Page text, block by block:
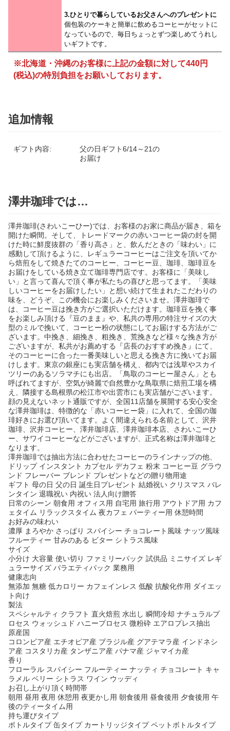
3.ひとりで暮らしているお父さんへのプレゼントに
個包装のケーキと簡単に飲めるコーヒーがセットに
なっているので、毎日ちょっとずつ楽しめてうれし
いギフトです。
※北海道・沖縄のお客様に上記の金額に対して440円
(税込)の特別負担をお願いしております。
追加情報
ギフト内容:
父の日ギフト6/14～21の
お届け
澤井珈琲では…
澤井珈琲(さわいこーひー)では、お客様のお家に商品が届き、箱を
開けた瞬間。そして、トレードマークの赤いコーヒー袋の封を開
けた時に鮮度抜群の「香り高さ」と、飲んだときの「味わい」に
感動して頂けるように、レギュラーコーヒーはご注文を頂いてか
ら焙煎をして焼きたてのコーヒー、コーヒー豆、珈琲、珈琲豆を
お届けをしている焼き立て珈琲専門店です。お客様に「美味し
い」と言って喜んで頂く事が私たちの喜びと思ってます。「美味
しいコーヒーをお届けしたい」と想い続けて生まれたこだわりの
味を、どうぞ、この機会にお楽しみくださいませ。澤井珈琲で
は、コーヒー豆は挽き方がご選択いただけます。珈琲豆を挽く事
をお楽しみ頂ける『豆のまま』や、私共の専用の特注サイズの大
型のミルで挽いて、コーヒー粉の状態にしてお届けする方法がご
ざいます。中挽き、細挽き、粗挽き、荒挽きなど様々な挽き方が
ございますが、私共がお薦めする『店長のおすすめ挽き』にて、
そのコーヒーに合った一番美味しいと思える挽き方に挽いてお届
けします。東京の銀座にも実店舗を構え、都内では浅草やスカイ
ツリーのあるソラマチにも出店。「鳥取のコーヒー屋さん」とも
呼ばれてますが、空気が綺麗で自然豊かな鳥取県に焙煎工場を構
え、隣接する島根県の松江市や出雲市にも実店舗がございます。
顔の見えないネット通販ですが、全国11店舗を展開する安心安全
な澤井珈琲は、特徴的な「赤いコーヒー袋」に入れて、全国の珈
琲好きにお選び頂いてます。よく間違えられる名前として、沢井
珈琲、沢井コーヒー、澤井珈琲店、澤井珈琲本店、さわいこーひ
ー、サワイコーヒーなどがございますが、正式名称は澤井珈琲と
なります。
澤井珈琲では抽出方法に合わせたコーヒーのラインナップの他、
ドリップ インスタント カプセル デカフェ 粉末 コーヒー豆 グラウ
ンド フレーバー ブレンド プレゼントなどの贈り物用途
ギフト 母の日 父の日 誕生日プレゼント 結婚祝い クリスマス バレ
ンタイン 退職祝い 内祝い 法人向け贈答
日常のシーン 朝食用 オフィス用 自宅用 旅行用 アウトドア用 カフ
ェタイム リラックスタイム 夜カフェ パーティー用 休憩時間
お好みの味わい
濃厚 まろやか さっぱり スパイシー チョコレート風味 ナッツ風味
フルーティー 甘みのある ビター シトラス風味
サイズ
小分け 大容量 使い切り ファミリーパック 試供品 ミニサイズ レギ
ュラーサイズ バラエティパック 業務用
健康志向
無添加 無糖 低カロリー カフェインレス 低酸 抗酸化作用 ダイエッ
ト向け
製法
スペシャルティ クラフト 直火焙煎 水出し 瞬間冷却 ナチュラルプ
ロセス ウォッシュド ハニープロセス 微粉砕 エアロプレス抽出
原産国
コロンビア産 エチオピア産 ブラジル産 グアテマラ産 インドネシ
ア産 コスタリカ産 タンザニア産 パナマ産 ジャマイカ産
香り
フローラル スパイシー フルーティー ナッティ チョコレート キャ
ラメル ベリー シトラス ワイン ウッディ
お召し上がり頂く時間帯
朝用 昼用 夜用 休憩用 夜更かし用 朝食後用 昼食後用 夕食後用 午
後のティータイム用
持ち運びタイプ
ボトルタイプ 缶タイプ カートリッジタイプ ペットボトルタイプ